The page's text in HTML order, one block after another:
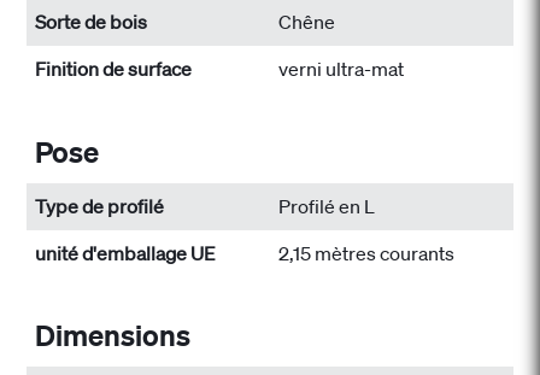
Sorte de bois
Chêne
Finition de surface
verni ultra-mat
Pose
Type de profilé
Profilé en L
unité d'emballage UE
2,15 mètres courants
Dimensions